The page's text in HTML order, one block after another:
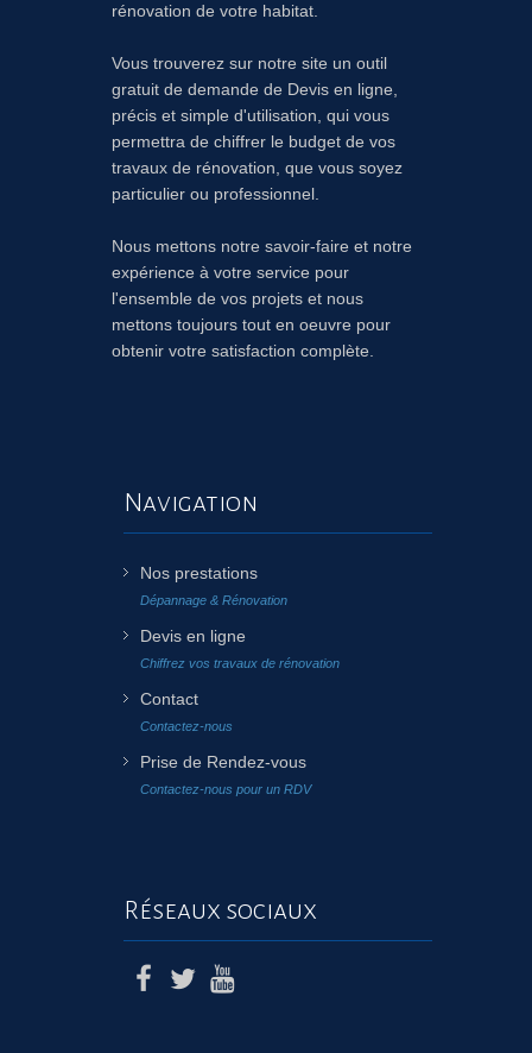
rénovation de votre habitat.
Vous trouverez sur notre site un outil
gratuit de demande de Devis en ligne,
précis et simple d'utilisation, qui vous
permettra de chiffrer le budget de vos
travaux de rénovation, que vous soyez
particulier ou professionnel.
Nous mettons notre savoir-faire et notre
expérience à votre service pour
l'ensemble de vos projets et nous
mettons toujours tout en oeuvre pour
obtenir votre satisfaction complète.
Navigation
Nos prestations
Dépannage & Rénovation
Devis en ligne
Chiffrez vos travaux de rénovation
Contact
Contactez-nous
Prise de Rendez-vous
Contactez-nous pour un RDV
Réseaux sociaux